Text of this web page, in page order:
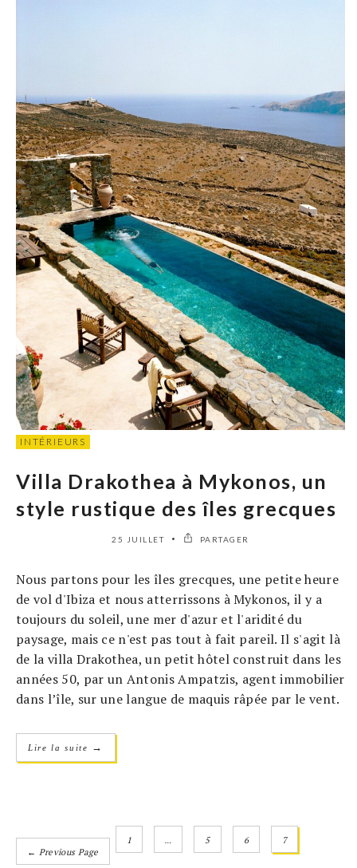
INTÉRIEURS
Villa Drakothea à Mykonos, un
style rustique des îles grecques
25 JUILLET PARTAGER
Nous partons pour les îles grecques, une petite heure
de vol d'Ibiza et nous atterrissons à Mykonos, il y a
toujours du soleil, une mer d'azur et l'aridité du
paysage, mais ce n'est pas tout à fait pareil. Il s'agit là
de la villa Drakothea, un petit hôtel construit dans les
années 50, par un Antonis Ampatzis, agent immobilier
dans l’île, sur une langue de maquis râpée par le vent.
Lire la suite →
← Previous Page
1 5 6 7